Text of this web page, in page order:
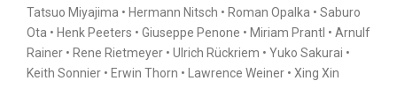
Tatsuo Miyajima • Hermann Nitsch • Roman Opalka • Saburo
Ota • Henk Peeters • Giuseppe Penone • Miriam Prantl • Arnulf
Rainer • Rene Rietmeyer • Ulrich Rückriem • Yuko Sakurai •
Keith Sonnier • Erwin Thorn • Lawrence Weiner • Xing Xin